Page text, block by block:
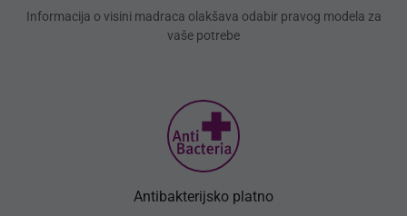
Informacija o visini madraca olakšava odabir pravog modela za
vaše potrebe
Antibakterijsko platno